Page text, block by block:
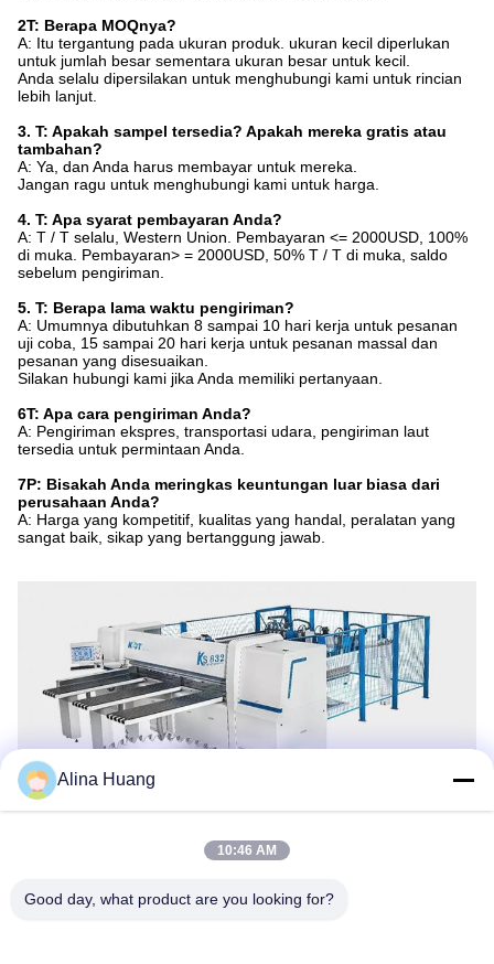
2T: Berapa MOQnya?
A: Itu tergantung pada ukuran produk. ukuran kecil diperlukan
untuk jumlah besar sementara ukuran besar untuk kecil.
Anda selalu dipersilakan untuk menghubungi kami untuk rincian
lebih lanjut.
3. T: Apakah sampel tersedia? Apakah mereka gratis atau
tambahan?
A: Ya, dan Anda harus membayar untuk mereka.
Jangan ragu untuk menghubungi kami untuk harga.
4. T: Apa syarat pembayaran Anda?
A: T / T selalu, Western Union. Pembayaran <= 2000USD, 100%
di muka. Pembayaran> = 2000USD, 50% T / T di muka, saldo
sebelum pengiriman.
5. T: Berapa lama waktu pengiriman?
A: Umumnya dibutuhkan 8 sampai 10 hari kerja untuk pesanan
uji coba, 15 sampai 20 hari kerja untuk pesanan massal dan
pesanan yang disesuaikan.
Silakan hubungi kami jika Anda memiliki pertanyaan.
6T: Apa cara pengiriman Anda?
A: Pengiriman ekspres, transportasi udara, pengiriman laut
tersedia untuk permintaan Anda.
7P: Bisakah Anda meringkas keuntungan luar biasa dari
perusahaan Anda?
A: Harga yang kompetitif, kualitas yang handal, peralatan yang
sangat baik, sikap yang bertanggung jawab.
Alina Huang
10:46 AM
Good day, what product are you looking for?